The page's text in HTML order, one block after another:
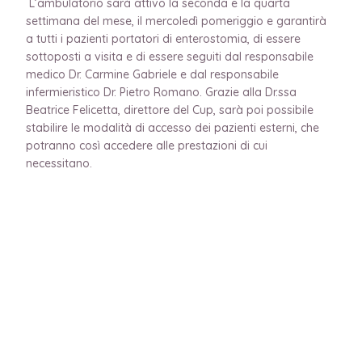
L’ambulatorio sarà attivo la seconda e la quarta
settimana del mese, il mercoledì pomeriggio e garantirà
a tutti i pazienti portatori di enterostomia, di essere
sottoposti a visita e di essere seguiti dal responsabile
medico Dr. Carmine Gabriele e dal responsabile
infermieristico Dr. Pietro Romano. Grazie alla Dr.ssa
Beatrice Felicetta, direttore del Cup, sarà poi possibile
stabilire le modalità di accesso dei pazienti esterni, che
potranno così accedere alle prestazioni di cui
necessitano.